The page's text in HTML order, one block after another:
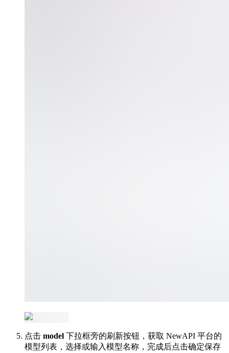
点击 model 下拉框旁的刷新按钮，获取 NewAPI 平台的
模型列表，选择或输入模型名称，完成后点击确定保存